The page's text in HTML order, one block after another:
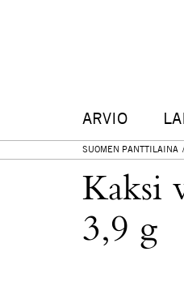
ARVIO
SUOMEN PANTTILAINA
Kaksi
3,9 g